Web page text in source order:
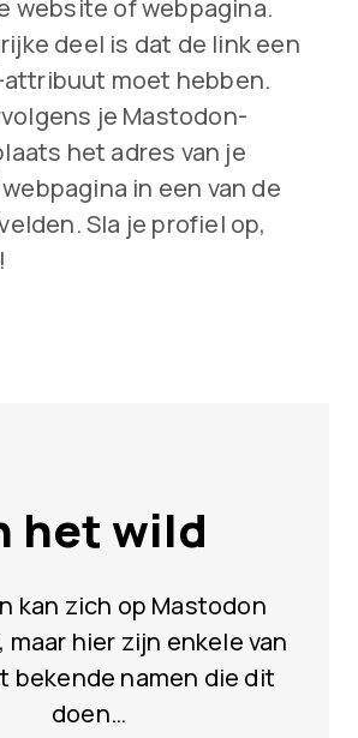
website of webpagina.
deel is dat de link een
moet hebben.
je Mastodon-
het adres van je
in een van de
Sla je profiel op,
het wild
kan zich op Mastodon
hier zijn enkele van
bekende namen die dit
doen…